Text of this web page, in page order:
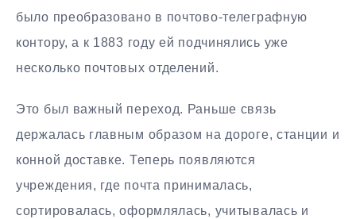
было преобразовано в почтово-телеграфную
контору, а к 1883 году ей подчинялись уже
несколько почтовых отделений.
Это был важный переход. Раньше связь
держалась главным образом на дороге, станции и
конной доставке. Теперь появляются
учреждения, где почта принималась,
сортировалась, оформлялась, учитывалась и